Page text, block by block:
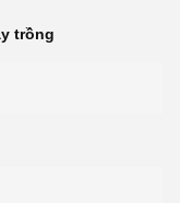
trồng